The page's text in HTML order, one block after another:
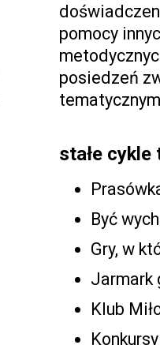
pomocy
posiedzeń
stałe
Być
Gry, w
Jarmark
Klub